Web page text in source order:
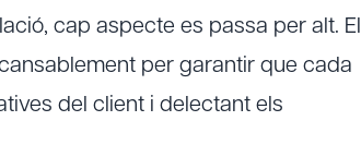
cap aspecte es passa per alt. El
per garantir que cada
del client i delectant els